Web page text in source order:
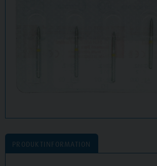
PRODUKTINFORMATION